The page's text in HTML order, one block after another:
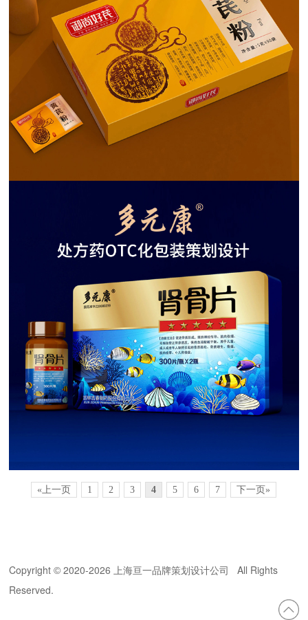
«上一页 1 2 3 4 5 6 7 下一页»
Copyright© 2020-2026 上海亘一品牌策划设计公司 All Rights
Reserved.